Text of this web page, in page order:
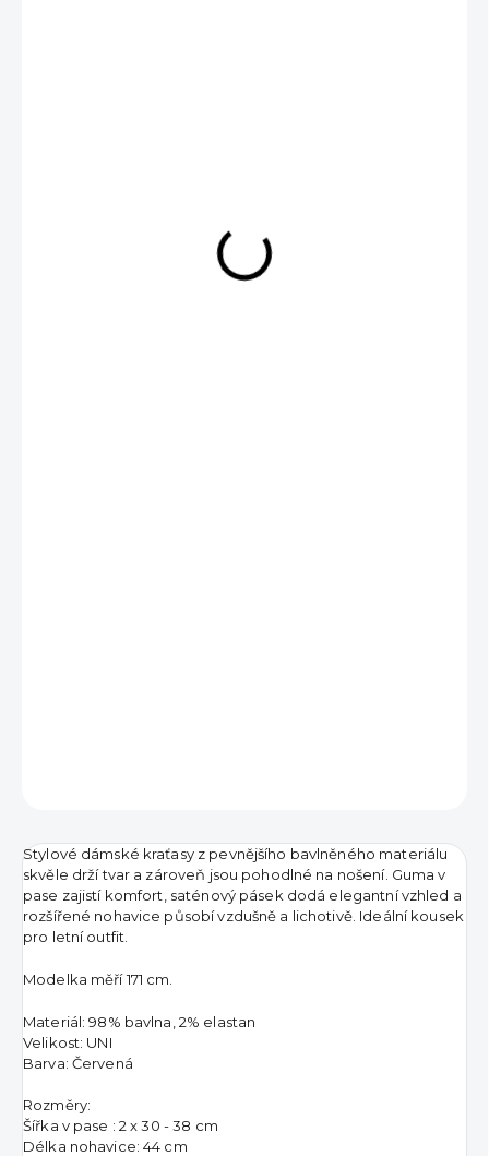
Stylové dámské kraťasy z pevnějšího bavlněného materiálu
skvěle drží tvar a zároveň jsou pohodlné na nošení. Guma v
pase zajistí komfort, saténový pásek dodá elegantní vzhled a
rozšířené nohavice působí vzdušně a lichotivě. Ideální kousek
pro letní outfit.
Modelka měří 171 cm.
Materiál: 98% bavlna, 2% elastan
Velikost: UNI
Barva: Červená
Rozměry:
Šířka v pase : 2 x 30 - 38 cm
Délka nohavice: 44 cm